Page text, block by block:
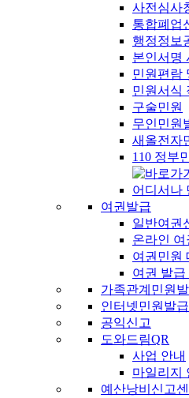
사전심사
통합폐업
행정정보
본인서명
민원편람
민원서식
구술민원
무인민원
새올전자
110 정부
어디서나
여권발급
일반여권
온라인
여권민원
여권 발급
가족관계민원
인터넷민원발
공익신고
도와드림QR
사업 안내
마일리지
예산낭비신고